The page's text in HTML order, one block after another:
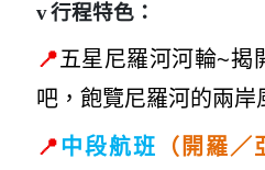
v行程特色：
📍五星尼羅河河輪~揭
吧，飽覽尼羅河的兩岸
📍 中段航班 （開羅